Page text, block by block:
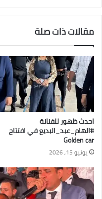
بالسكر
مقالات ذات صلة
احدث ظهور للفنانة
#الهام_عبد_البديع في افتتاح
Golden car
يونيو 15, 2026